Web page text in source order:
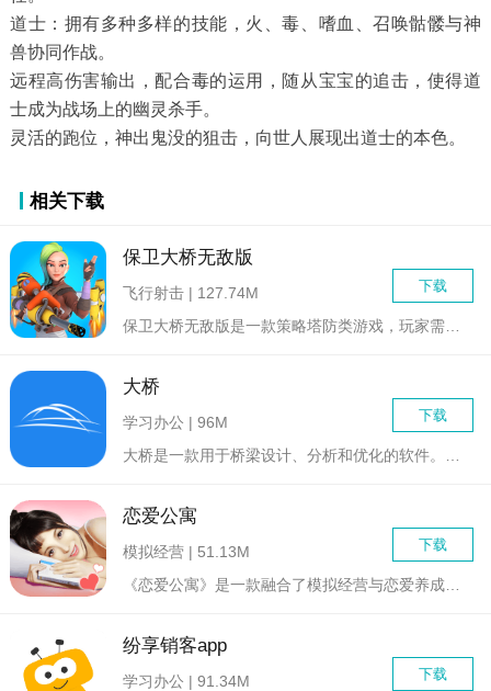
道士：拥有多种多样的技能，火、毒、嗜血、召唤骷髅与神
兽协同作战。
远程高伤害输出，配合毒的运用，随从宝宝的追击，使得道
士成为战场上的幽灵杀手。
灵活的跑位，神出鬼没的狙击，向世人展现出道士的本色。
相关下载
保卫大桥无敌版
下载
飞行射击 | 127.74M
大桥
下载
学习办公 | 96M
恋爱公寓
下载
模拟经营 | 51.13M
纷享销客app
下载
学习办公 | 91.34M